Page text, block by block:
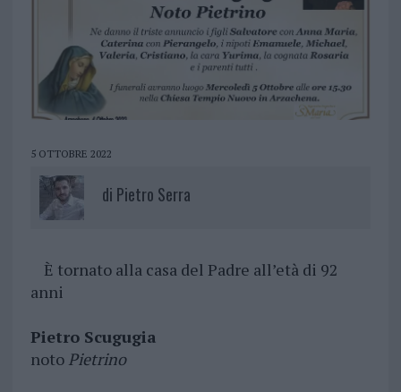
5 OTTOBRE 2022
di Pietro Serra
È tornato alla casa del Padre all’età di 92
anni
Pietro Scugugia
noto Pietrino